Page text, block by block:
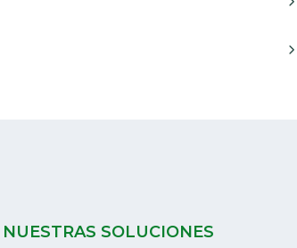
NUESTRAS SOLUCIONES